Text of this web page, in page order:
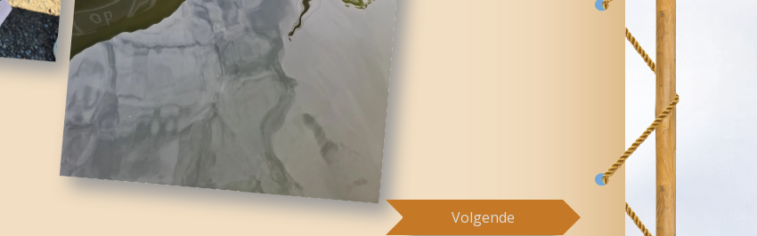
Volgende